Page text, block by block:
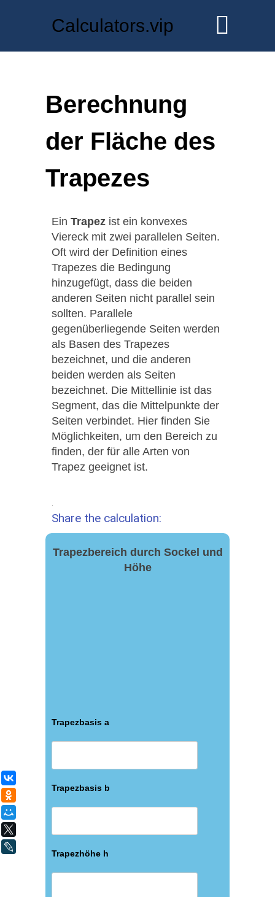
Calculators.vip
Berechnung
der Fläche des
Trapezes
Ein Trapez ist ein konvexes
Viereck mit zwei parallelen Seiten.
Oft wird der Definition eines
Trapezes die Bedingung
hinzugefügt, dass die beiden
anderen Seiten nicht parallel sein
sollten. Parallele
gegenüberliegende Seiten werden
als Basen des Trapezes
bezeichnet, und die anderen
beiden werden als Seiten
bezeichnet. Die Mittellinie ist das
Segment, das die Mittelpunkte der
Seiten verbindet. Hier finden Sie
Möglichkeiten, um den Bereich zu
finden, der für alle Arten von
Trapez geeignet ist.
Share the calculation:
Trapezbereich durch Sockel und
Höhe
Trapezbasis a
Trapezbasis b
Trapezhöhe h
Одноклассники